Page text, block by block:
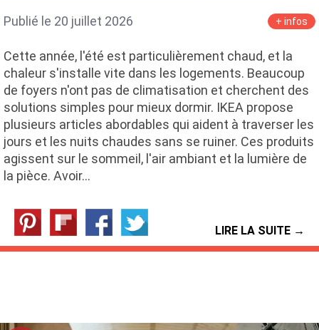
Publié le 20 juillet 2026 + infos
Cette année, l'été est particulièrement chaud, et la
chaleur s'installe vite dans les logements. Beaucoup
de foyers n'ont pas de climatisation et cherchent des
solutions simples pour mieux dormir. IKEA propose
plusieurs articles abordables qui aident à traverser les
jours et les nuits chaudes sans se ruiner. Ces produits
agissent sur le sommeil, l'air ambiant et la lumière de
la pièce. Avoir…
LIRE LA SUITE →